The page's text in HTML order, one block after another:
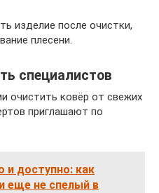
изделие после очистки,
плесени.
специалистов
очистить ковёр от свежих
приглашают по
и доступно: как
еще не спелый в